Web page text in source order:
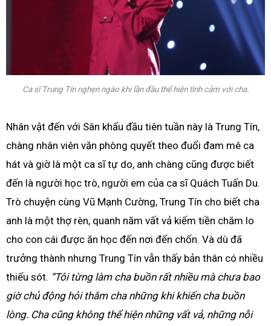
Ca sĩ Trung Tín nghẹn ngào khi lần đầu thể hiện tình cảm với cha.
Nhân vật đến với Sân khấu đầu tiên tuần này là Trung Tín,
chàng nhân viên văn phòng quyết theo đuổi đam mê ca
hát và giờ là một ca sĩ tự do, anh chàng cũng được biết
đến là người học trò, người em của ca sĩ Quách Tuấn Du.
Trò chuyện cùng Vũ Mạnh Cường, Trung Tín cho biết cha
anh là một thợ rèn, quanh năm vất vả kiếm tiền chăm lo
cho con cái được ăn học đến nơi đến chốn. Và dù đã
trưởng thành nhưng Trung Tín vẫn thấy bản thân có nhiều
thiếu sót. “Tôi từng làm cha buồn rất nhiều mà chưa bao
giờ chủ động hỏi thăm cha những khi khiến cha buồn
lòng. Cha cũng không thể hiện những vất vả, những nỗi